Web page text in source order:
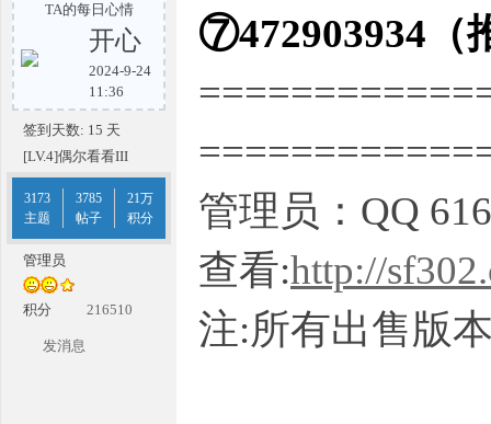
九
TA的每日心情
开心
2024-9-24
11:36
签到天数: 15 天
[LV.4]偶尔看看III
3173
主题
3785
帖子
21万
积分
管理员
积分 216510
发消息
⑦472903934（
管理员：QQ
查看:http://
注:所有出售版